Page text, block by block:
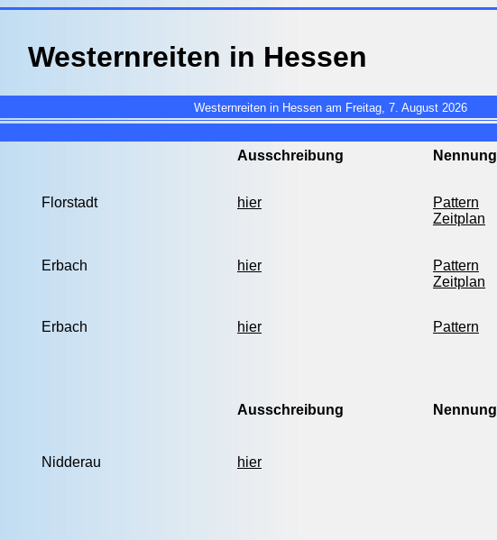
Westernreiten in Hessen
Westernreiten in Hessen am Freitag, 7. August 2026
Ausschreibung Nennung
Florstadt hier
Pattern
Zeitplan
Erbach hier
Pattern
Zeitplan
Erbach hier Pattern
Ausschreibung Nennung
Nidderau hier